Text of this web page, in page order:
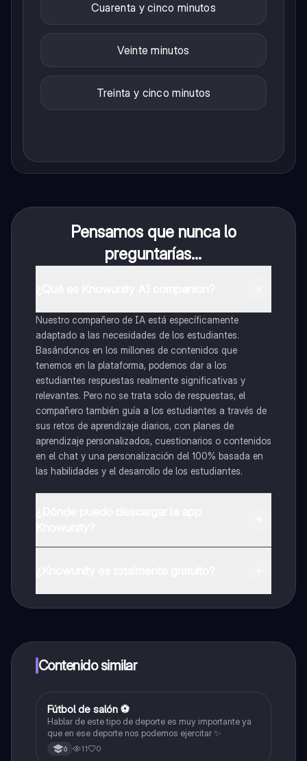
Cuarenta y cinco minutos
Veinte minutos
Treinta y cinco minutos
Pensamos que nunca lo
preguntarías...
Nuestro compañero de IA está específicamente
adaptado a las necesidades de los estudiantes.
Basándonos en los millones de contenidos que
tenemos en la plataforma, podemos dar a los
estudiantes respuestas realmente significativas y
relevantes. Pero no se trata solo de respuestas, el
compañero también guía a los estudiantes a través de
sus retos de aprendizaje diarios, con planes de
aprendizaje personalizados, cuestionarios o contenidos
en el chat y una personalización del 100% basada en
las habilidades y el desarrollo de los estudiantes.
a determinadas funciones.
Contenido similar
Educación Física
Fútbol de salón ⚽
Hablar de este tipo de deporte es muy importante ya
que en ese deporte nos podemos ejercitar ✨
6 11 0